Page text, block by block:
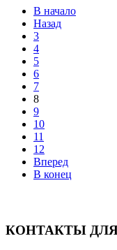
В начало
Назад
3
4
5
6
7
8
9
10
11
12
Вперед
В конец
КОНТАКТЫ